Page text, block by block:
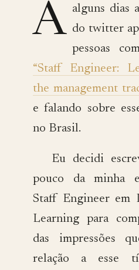
A alguns dias
do twitter
pessoas
“Staff Engineer:
the management
e falando sobre
no Brasil.
Eu decidi
pouco da minha
Staff Engineer em
Learning para
das impressões
relação a esse